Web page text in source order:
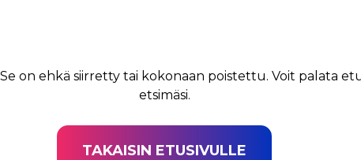
Se on ehkä siirretty tai kokonaan poistettu. Voit palata
etsimäsi.
TAKAISIN ETUSIVULLE